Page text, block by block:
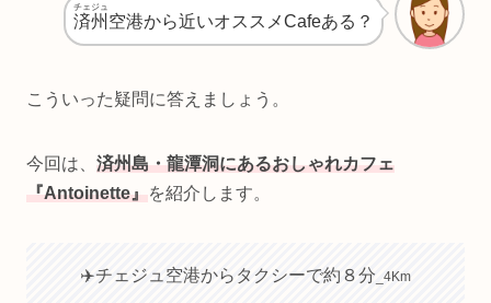
済州
チェジュ
空港から近いオススメCafeある？
こういった疑問に答えましょう。
今回は、 済州島・龍潭洞にあるおしゃれカフェ
『Antoinette』を紹介します。
✈️チェジュ空港からタクシーで約８分 _4Km